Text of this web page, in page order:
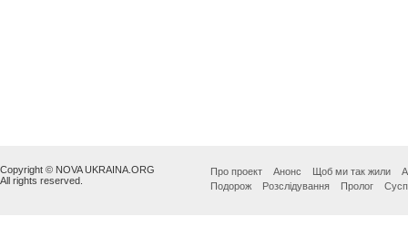
Copyright © NOVA UKRAINA.ORG
All rights reserved.
Про проект Анонс Щоб ми так жили
Подорож
Розслідування Пролог